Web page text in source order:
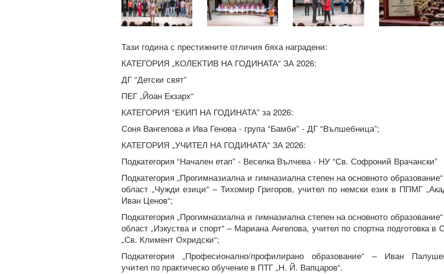
Тази година с престижните отличия бяха наградени:
КАТЕГОРИЯ „КОЛЕКТИВ НА ГОДИНАТА“ ЗА 2026:
ДГ “Детски свят”
ПЕГ „Йоан Екзарх“
КАТЕГОРИЯ “ЕКИП НА ГОДИНАТА” за 2026:
Соня Вангелова и Ива Генова - група “Бамби” - ДГ “Вълшебница”;
КАТЕГОРИЯ „УЧИТЕЛ НА ГОДИНАТА“ ЗА 2026:
Подкатегория “Начален етап” - Веселка Вълчева - НУ “Св. Софроний Врачански”
Подкатегория „Прогимназиална и гимназиална степен на основното
област „Чужди езици“ – Тихомир Григоров, учител по немски език в ППМГ
Иван Ценов“;
Подкатегория „Прогимназиална и гимназиална степен на основното
област „Изкуства и спорт“ – Мариана Ангелова, учител по спортна подготовка в
„Св. Климент Охридски“;
Подкатегория „Професионално/профилирано образование“ – Иван
учител по практическо обучение в ПТГ „Н. Й. Вапцаров“.